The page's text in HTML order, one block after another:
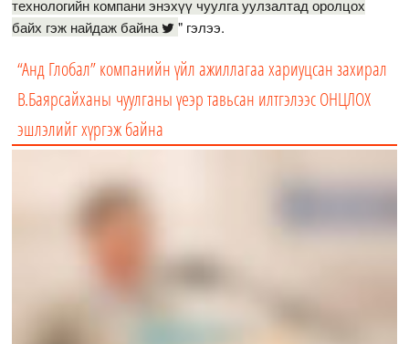
технологийн компани энэхүү чуулга уулзалтад оролцох
байх гэж найдаж байна
" гэлээ.
“Анд Глобал” компанийн үйл ажиллагаа хариуцсан захирал
В.Баярсайханы чуулганы үеэр тавьсан илтгэлээс ОНЦЛОХ
эшлэлийг хүргэж байна